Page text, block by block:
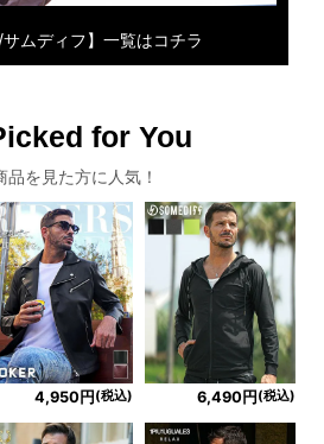
サムディフ】一覧はコチラ
for You
品を見た方に人気！
4,950円(税込) 6,490円(税込)